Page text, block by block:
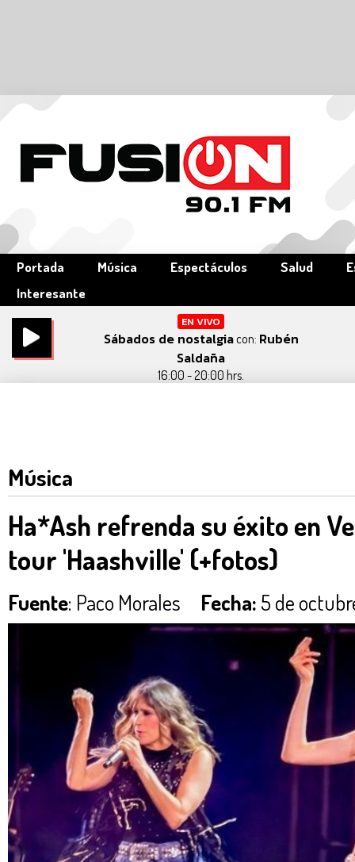
Portada Música Espectáculos Salud
Interesante
EN VIVO
Sábados de nostalgiacon: Rubén
Saldaña
16:00 - 20:00 hrs.
Música
Ha*Ash refrenda su éxito en
tour 'Haashville' (+fotos)
Fuente: Paco Morales Fecha: 5 de